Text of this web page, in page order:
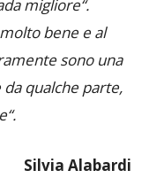
bene e al
sono una
da qualche parte,
“.